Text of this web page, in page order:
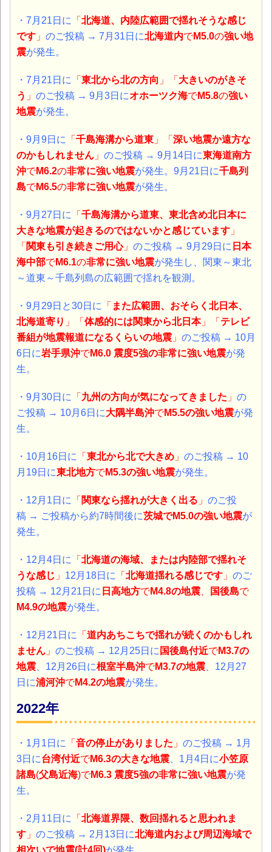
・7月21日に 「 北海道、内陸広範囲で揺れそうな感じ
です 」 のご投稿 → 7月31日に北海道内でM5.0の強い地
震が発生。
・7月21日に 「 東北から北の方向 」「 大きいのがきそ
う 」 のご投稿 → 9月3日にオホーツク海でM5.8の強い
地震が発生。
・9月9日に 「 千島海溝から道東 」「 深い地震か遠方な
のかもしれません 」 のご投稿 → 9月14日に東海道南方
沖でM6.2の非常に強い地震が発生。9月21日に千島列
島でM6.5の非常に強い地震が発生。
・9月27日に 「 千島海溝から道東、東北含め北日本に
大きな地震が起きるのではないかと感じています 」
「 関東も引き続きご用心」 のご投稿 → 9月29日に 日本
海中部でM6.1の非常に強い地震が発生し、関東～東北
～道東～千島列島の広範囲で揺れを観測。
・9月29日と30日に 「 また広範囲、おそらく北日本、
北海道寄り 」「 体感的には関東から北日本」「 テレビ
番組が地震報道になるくらいの地震 」 のご投稿 → 10月
6日に岩手県沖でM6.0 震度5強の非常に強い地震が発
生。
・9月30日に 「 九州の方向が気になってきました 」 の
ご投稿 → 10月6日に大隅半島沖でM5.5の強い地震が発
生。
・10月16日に 「 東北から北で大きめ 」 のご投稿 → 10
月19日に東北地方でM5.3の強い地震が発生。
・12月1日に 「 関東なら揺れが大きく出る 」 のご投
稿 → ご投稿から約7時間後に茨城でM5.0の強い地震が
発生。
・ 12月4日に 「 北海道の海域、または内陸部で揺れそ
うな感じ 」 12月18日に 「 北海道揺れる感じです 」 のご
投稿 → 12月21日に 日高地方でM4.8の地震 国後島で
M4.9の地震が発生。
・12月21日に 「 道内あちこちで揺れが続くのかもしれ
ません 」 のご投稿 → 12月25日に 国後島付近でM3.7の
地震 、12月26日に根室半島沖でM3.7の地震 、12月27
日に浦河沖でM4.2の地震が発生。
2022年
・1月1日に 「 音の停止がありました 」 のご投稿 → 1月
3日に台湾付近でM6.3の大きな地震 、1月4日に小笠原
諸島(父島近海)でM6.3 震度5強の非常に強い地震が発
生。
・2月11日に 「 北海道界隈、数回揺れると思われま
す 」 のご投稿 → 2月13日に北海道内および周辺海域で
相次いで地震(計4回)が発生。